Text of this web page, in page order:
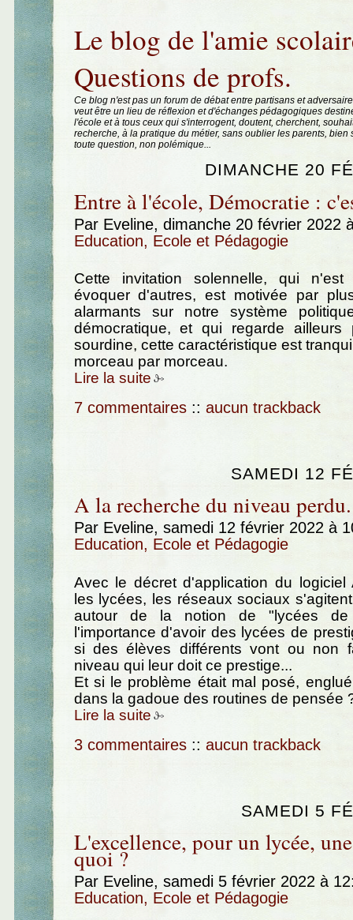
Le blog de l'amie
Questions de profs.
Ce blog n'est pas un forum de débat entre partisans et
veut être un lieu de réflexion et d'échanges pédagogiques
l'école et à tous ceux qui s'interrogent, doutent, cherchent,
recherche, à la pratique du métier, sans oublier les parents, bien
toute question, non polémique...
DIMANCHE 20
Entre à l'école, Démocratie :
Par Eveline, dimanche 20 février 2022
Education, Ecole et Pédagogie
Cette invitation solennelle, qui
évoquer d'autres, est motivée par
alarmants sur notre système
démocratique, et qui regarde ailleurs
sourdine, cette caractéristique est
morceau par morceau.
Lire la suite
7 commentaires :: aucun trackback
SAMEDI 12
A la recherche du niveau perdu.
Par Eveline, samedi 12 février 2022 à
Education, Ecole et Pédagogie
Avec le décret d'application du logiciel
les lycées, les réseaux sociaux
autour de la notion de "lycées de
l'importance d'avoir des lycées de
si des élèves différents vont ou non
niveau qui leur doit ce prestige...
Et si le problème était mal posé,
dans la gadoue des routines de pensée
Lire la suite
3 commentaires :: aucun trackback
SAMEDI 5
L'excellence, pour un lycée,
quoi ?
Par Eveline, samedi 5 février 2022 à
Education, Ecole et Pédagogie